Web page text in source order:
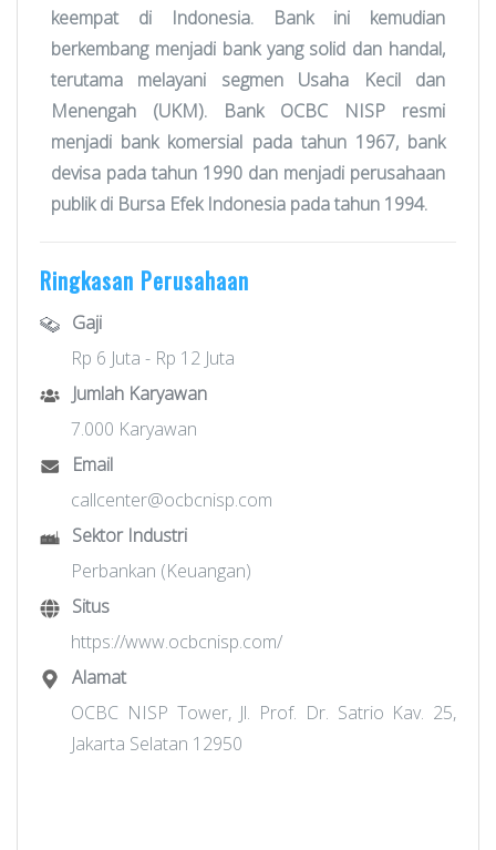
keempat di Indonesia. Bank ini kemudian
berkembang menjadi bank yang solid dan handal,
terutama melayani segmen Usaha Kecil dan
Menengah (UKM). Bank OCBC NISP resmi
menjadi bank komersial pada tahun 1967, bank
devisa pada tahun 1990 dan menjadi perusahaan
publik di Bursa Efek Indonesia pada tahun 1994.
Ringkasan Perusahaan
Gaji
Rp 6 Juta - Rp 12 Juta
Jumlah Karyawan
7.000 Karyawan
Email
callcenter@ocbcnisp.com
Sektor Industri
Perbankan (Keuangan)
Situs
https://www.ocbcnisp.com/
Alamat
OCBC NISP Tower, Jl. Prof. Dr. Satrio Kav. 25,
Jakarta Selatan 12950